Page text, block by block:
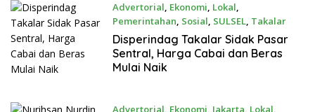
Advertorial, Ekonomi, Lokal,
Pemerintahan, Sosial, SULSEL, Takalar
Mei 12, 2026
Disperindag Takalar Sidak Pasar
Sentral, Harga Cabai dan Beras
Mulai Naik
Advertorial, Ekonomi, Jakarta, Lokal,